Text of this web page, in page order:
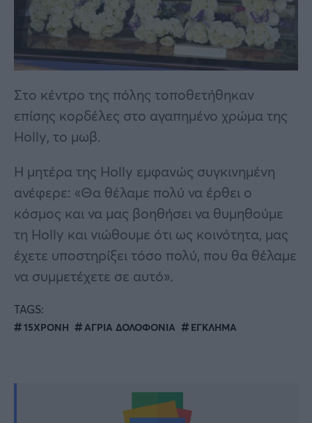
Στο κέντρο της πόλης τοποθετήθηκαν
επίσης κορδέλες στο αγαπημένο χρώμα της
Holly, το μωβ.
Η μητέρα της Holly εμφανώς συγκινημένη
ανέφερε: «Θα θέλαμε πολύ να έρθει ο
κόσμος και να μας βοηθήσει να θυμηθούμε
τη Holly και νιώθουμε ότι ως κοινότητα, μας
έχετε υποστηρίξει τόσο πολύ, που θα θέλαμε
να συμμετέχετε σε αυτό».
TAGS:
15ΧΡΟΝΗ ΑΓΡΙΑ ΔΟΛΟΦΟΝΙΑ ΕΓΚΛΗΜΑ